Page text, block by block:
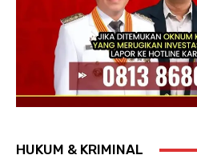
HUKUM & KRIMINAL